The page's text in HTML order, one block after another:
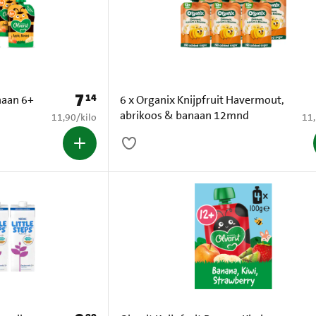
6+
Prijs: € 7,14
714
€ 11,90 per kilo
11,90/kilo
6 x Organix Knijpfruit Havermout,
abrikoos & banaan 12mnd
€